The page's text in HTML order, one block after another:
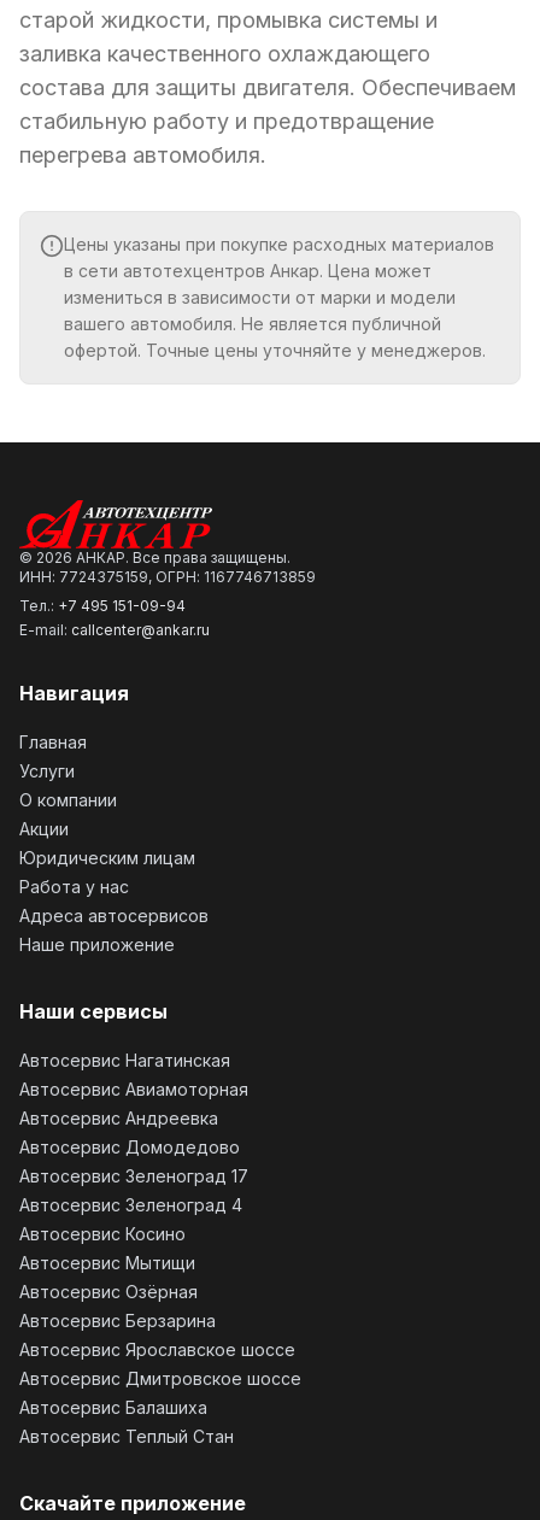
старой жидкости, промывка системы и
заливка качественного охлаждающего
состава для защиты двигателя. Обеспечиваем
стабильную работу и предотвращение
перегрева автомобиля.
Цены указаны при покупке расходных материалов
в сети автотехцентров Анкар. Цена может
измениться в зависимости от марки и модели
вашего автомобиля. Не является публичной
офертой. Точные цены уточняйте у менеджеров.
© 2026 АНКАР. Все права защищены.
ИНН: 7724375159, ОГРН: 1167746713859
Тел.: +7 495 151-09-94
E-mail: callcenter@ankar.ru
Навигация
Главная
Услуги
О компании
Акции
Юридическим лицам
Работа у нас
Адреса автосервисов
Наше приложение
Наши сервисы
Автосервис Нагатинская
Автосервис Авиамоторная
Автосервис Андреевка
Автосервис Домодедово
Автосервис Зеленоград 17
Автосервис Зеленоград 4
Автосервис Косино
Автосервис Мытищи
Автосервис Озёрная
Автосервис Берзарина
Автосервис Ярославское шоссе
Автосервис Дмитровское шоссе
Автосервис Балашиха
Автосервис Теплый Стан
Скачайте приложение